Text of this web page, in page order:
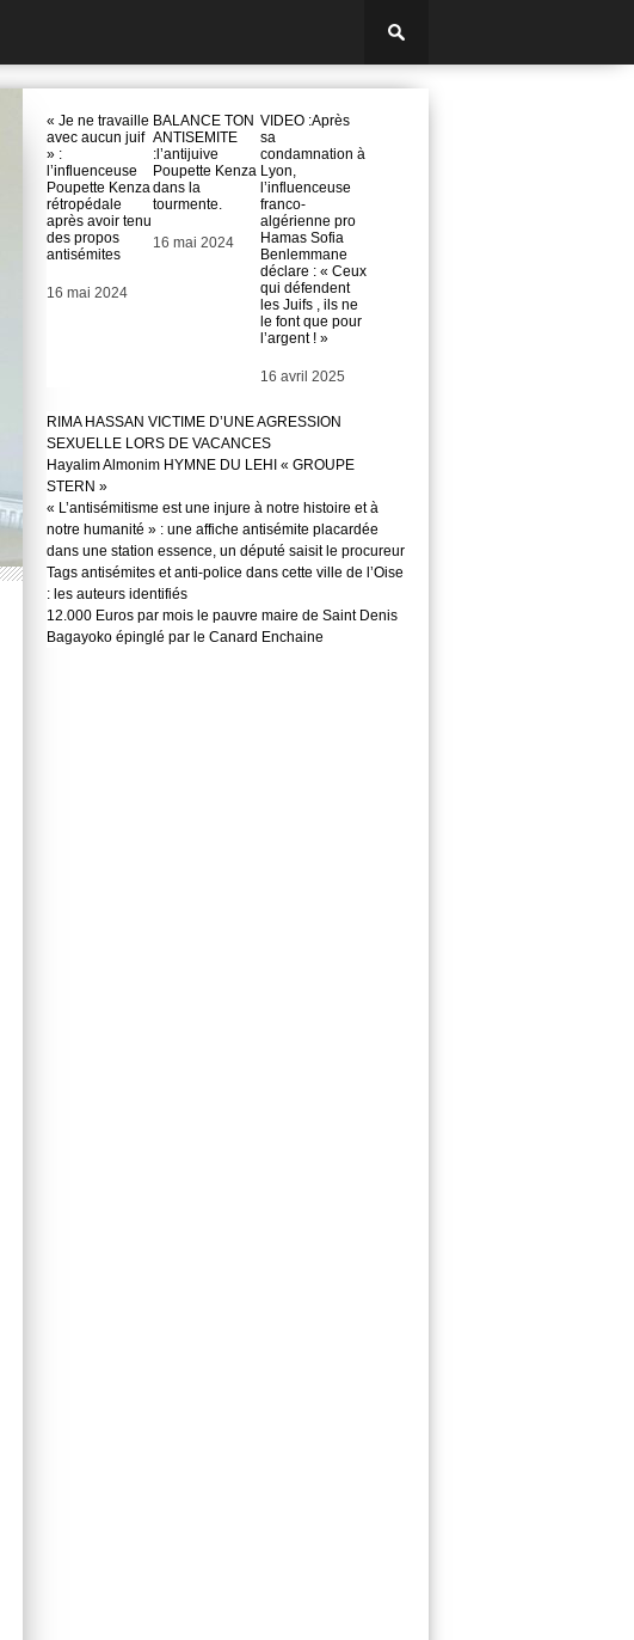
« Je ne travaille
avec aucun juif
» :
l’influenceuse
Poupette Kenza
rétropédale
après avoir tenu
des propos
antisémites
Date
16 mai 2024
BALANCE TON
ANTISEMITE
:l’antijuive
Poupette Kenza
dans la
tourmente.
Date
16 mai 2024
VIDEO :Après
sa
condamnation à
Lyon,
l’influenceuse
franco-
algérienne pro
Hamas Sofia
Benlemmane
déclare : « Ceux
qui défendent
les Juifs , ils ne
le font que pour
l’argent ! »
Date
16 avril 2025
RIMA HASSAN VICTIME D’UNE AGRESSION
SEXUELLE LORS DE VACANCES
Hayalim Almonim HYMNE DU LEHI « GROUPE
STERN »
« L’antisémitisme est une injure à notre histoire et à
notre humanité » : une affiche antisémite placardée
dans une station essence, un député saisit le procureur
Tags antisémites et anti-police dans cette ville de l’Oise
: les auteurs identifiés
12.000 Euros par mois le pauvre maire de Saint Denis
Bagayoko épinglé par le Canard Enchaine